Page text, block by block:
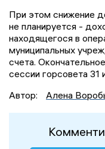
При этом снижение
не планируется -
находящегося в
муниципальных
счета.
сессии горсовета 31
Автор:
Алена